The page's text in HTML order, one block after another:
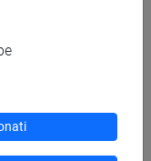
TURCA 2